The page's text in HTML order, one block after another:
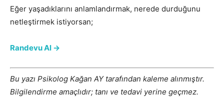
Eğer yaşadıklarını anlamlandırmak, nerede durduğunu
netleştirmek istiyorsan;
Randevu Al →
Bu yazı Psikolog Kağan AY tarafından kaleme alınmıştır.
Bilgilendirme amaçlıdır; tanı ve tedavi yerine geçmez.